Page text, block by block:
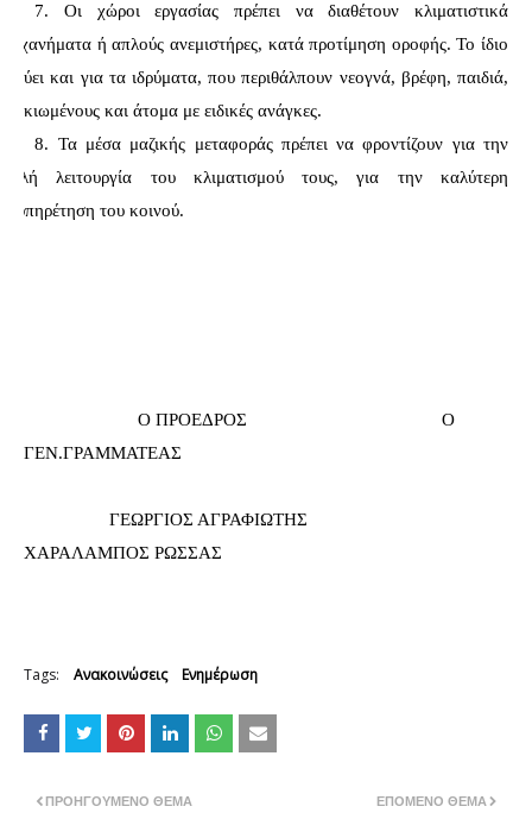
7. Οι χώροι εργασίας πρέπει να διαθέτουν κλιματιστικά
μηχανήματα ή απλούς ανεμιστήρες, κατά προτίμηση οροφής. Το ίδιο
ισχύει και για τα ιδρύματα, που περιθάλπουν νεογνά, βρέφη, παιδιά,
ηλικιωμένους και άτομα με ειδικές ανάγκες.
8. Τα μέσα μαζικής μεταφοράς πρέπει να φροντίζουν για την
καλή λειτουργία του κλιματισμού τους, για την καλύτερη
εξυπηρέτηση του κοινού.
Ο ΠΡΟΕΔΡΟΣ
Ο
ΓΕΝ.ΓΡΑΜΜΑΤΕΑΣ
ΓΕΩΡΓΙΟΣ ΑΓΡΑΦΙΩΤΗΣ
ΧΑΡΑΛΑΜΠΟΣ ΡΩΣΣΑΣ
Tags: Ανακοινώσεις Ενημέρωση
ΕΠΌΜΕΝΟ ΘΈΜΑ
ΠΡΟΗΓΟΎΜΕΝΟ ΘΈΜΑ